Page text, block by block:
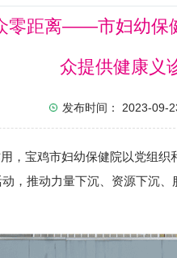
零距离——市妇幼保
众提供健康义
发布时间： 2023-09-
宝鸡市妇幼保健院以党组织
，推动力量下沉、资源下沉